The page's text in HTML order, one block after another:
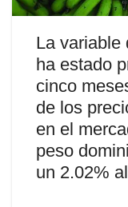
La variable
ha estado
cinco
de los
en el
peso
un 2.02%